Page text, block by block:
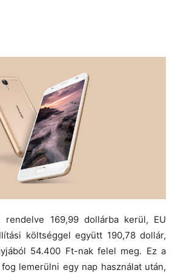
rendelve 169,99 dollárba kerül, EU
költséggel együtt 190,78 dollár,
54.400 Ft-nak felel meg. Ez a
lemerülni egy nap használat után,